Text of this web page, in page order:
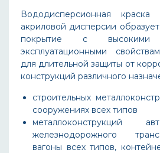
Вододисперсионная
акриловой дисперсии
покрытие с
эксплуатационными
для длительной защиты от
конструкций различного
строительных
сооружениях всех типов
металлоконструкций
железнодорожного
вагоны всех типов,